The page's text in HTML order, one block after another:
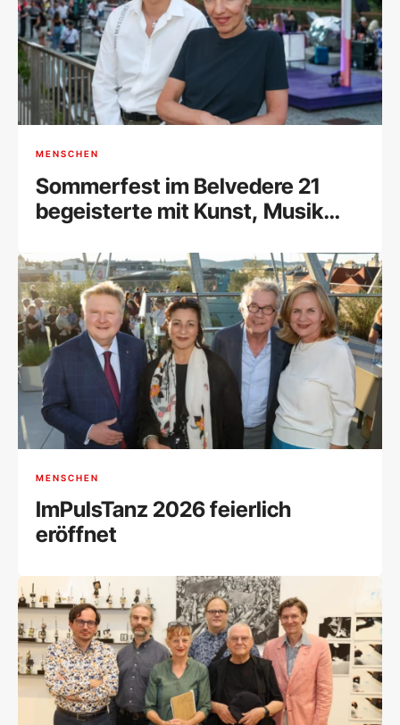
MENSCHEN
Sommerfest im Belvedere 21
begeisterte mit Kunst, Musik
MENSCHEN
ImPulsTanz 2026 feierlich
eröffnet